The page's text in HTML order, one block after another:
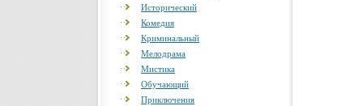
Исторический
Комедия
Криминальный
Мелодрама
Мистика
Обучающий
Приключения